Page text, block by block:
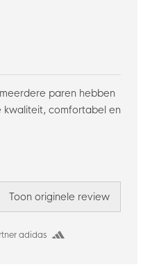
adidas
paren hebben
kwaliteit, comfortabel en
Toon originele review